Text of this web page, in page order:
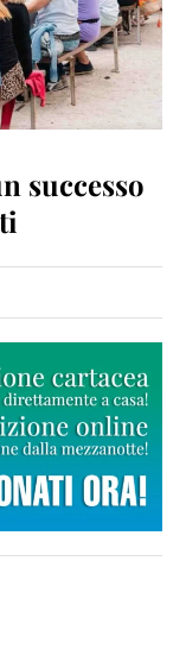
successo